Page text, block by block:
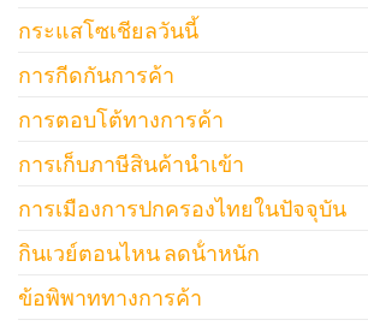
กระแสโซเชียลวันนี้
การกีดกันการค้า
การตอบโต้ทางการค้า
การเก็บภาษีสินค้านำเข้า
การเมืองการปกครองไทยในปัจจุบัน
กินเวย์ตอนไหน ลดน้ําหนัก
ข้อพิพาททางการค้า